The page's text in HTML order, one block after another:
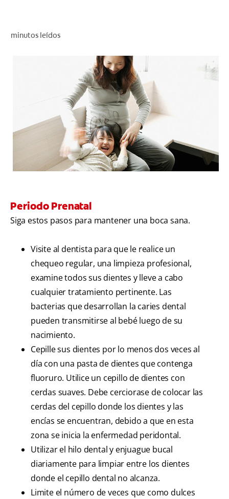
PARA PROFESIONALES
DÓNDE COMPRAR
SUSCRÍBETE
minutos leídos
Periodo Prenatal
Siga estos pasos para mantener una boca sana.
Visite al dentista para que le realice un
chequeo regular, una limpieza profesional,
examine todos sus dientes y lleve a cabo
cualquier tratamiento pertinente. Las
bacterias que desarrollan la caries dental
pueden transmitirse al bebé luego de su
nacimiento.
Cepille sus dientes por lo menos dos veces al
día con una pasta de dientes que contenga
fluoruro. Utilice un cepillo de dientes con
cerdas suaves. Debe cerciorase de colocar las
cerdas del cepillo donde los dientes y las
encías se encuentran, debido a que en esta
zona se inicia la enfermedad peridontal.
Utilizar el hilo dental y enjuague bucal
diariamente para limpiar entre los dientes
donde el cepillo dental no alcanza.
Limite el número de veces que como dulces